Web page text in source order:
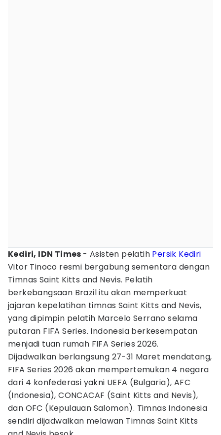
Kediri, IDN Times - Asisten pelatih Persik Kediri
Vitor Tinoco resmi bergabung sementara dengan
Timnas Saint Kitts and Nevis. Pelatih
berkebangsaan Brazil itu akan memperkuat
jajaran kepelatihan timnas Saint Kitts and Nevis,
yang dipimpin pelatih Marcelo Serrano selama
putaran FIFA Series. Indonesia berkesempatan
menjadi tuan rumah FIFA Series 2026.
Dijadwalkan berlangsung 27-31 Maret mendatang,
FIFA Series 2026 akan mempertemukan 4 negara
dari 4 konfederasi yakni UEFA (Bulgaria), AFC
(Indonesia), CONCACAF (Saint Kitts and Nevis),
dan OFC (Kepulauan Salomon). Timnas Indonesia
sendiri dijadwalkan melawan Timnas Saint Kitts